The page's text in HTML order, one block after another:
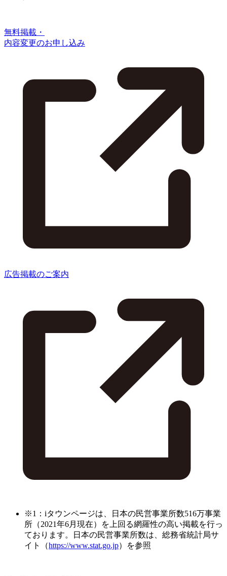
無料掲載・
内容変更のお申し込み
広告掲載のご案内
※1：iタウンページは、日本の民営事業所数516万事業
所（2021年6月現在）を上回る網羅性の高い掲載を行っ
ております。日本の民営事業所数は、総務省統計局サ
イト（https://www.stat.go.jp）を参照